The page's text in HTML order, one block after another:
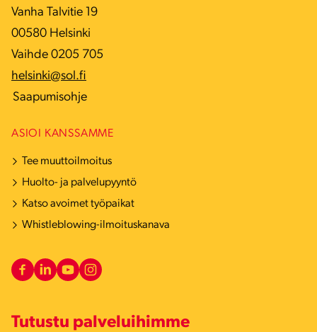
Vanha Talvitie 19
00580 Helsinki
Vaihde 0205 705
helsinki@sol.fi
Saapumisohje
ASIOI KANSSAMME
Tee muuttoilmoitus
Huolto- ja palvelupyyntö
Katso avoimet työpaikat
Whistleblowing-ilmoituskanava
Tutustu palveluihimme